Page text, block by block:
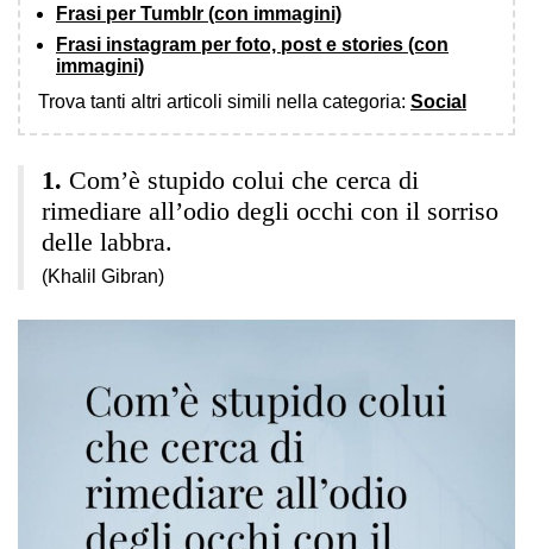
Frasi per Tumblr (con immagini)
Frasi instagram per foto, post e stories (con
immagini)
Trova tanti altri articoli simili nella categoria: Social
Com’è stupido colui che cerca di
rimediare all’odio degli occhi con il sorriso
delle labbra.
(Khalil Gibran)